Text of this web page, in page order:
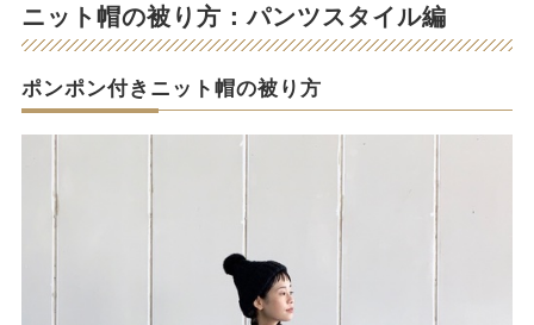
ニット帽の被り方：パンツスタイル編
ポンポン付きニット帽の被り方